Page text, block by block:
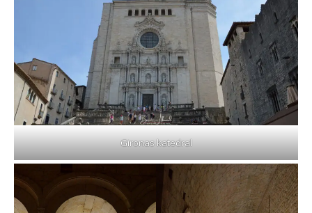
Gironas katedral